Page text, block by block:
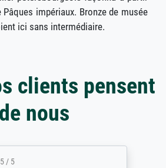
impériaux. Bronze de musée
ici sans intermédiaire.
clients pensent
de nous
5 / 5